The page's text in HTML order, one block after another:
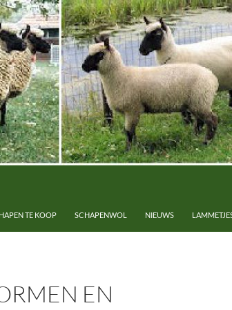
TE KOOP SCHAPENWOL NIEUWS
EN